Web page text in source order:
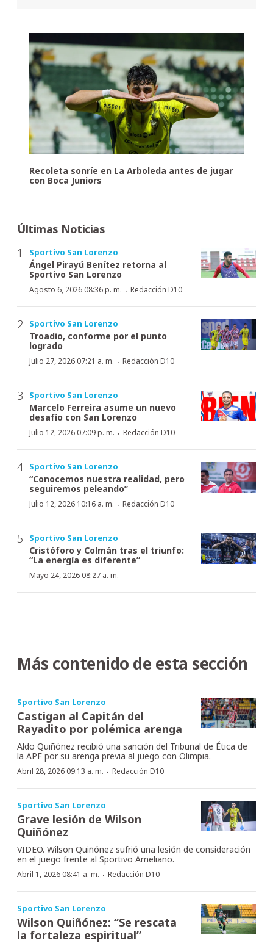
Recoleta sonríe en La Arboleda antes de jugar
con Boca Juniors
Últimas Noticias
Sportivo San Lorenzo
Ángel Pirayú Benítez retorna al
Sportivo San Lorenzo
Agosto 6, 2026 08:36 p. m. · Redacción D10
Sportivo San Lorenzo
Troadio, conforme por el punto
logrado
Julio 27, 2026 07:21 a. m. · Redacción D10
Sportivo San Lorenzo
Marcelo Ferreira asume un nuevo
desafío con San Lorenzo
Julio 12, 2026 07:09 p. m. · Redacción D10
Sportivo San Lorenzo
“Conocemos nuestra realidad, pero
seguiremos peleando”
Julio 12, 2026 10:16 a. m. · Redacción D10
Sportivo San Lorenzo
Cristóforo y Colmán tras el triunfo:
“La energía es diferente”
Mayo 24, 2026 08:27 a. m.
Más contenido de esta sección
Sportivo San Lorenzo
Castigan al Capitán del
Rayadito por polémica arenga
Aldo Quiñónez recibió una sanción del Tribunal de Ética de
la APF por su arenga previa al juego con Olimpia.
Abril 28, 2026 09:13 a. m. · Redacción D10
Sportivo San Lorenzo
Grave lesión de Wilson
Quiñónez
VIDEO. Wilson Quiñónez sufrió una lesión de consideración
en el juego frente al Sportivo Ameliano.
Abril 1, 2026 08:41 a. m. · Redacción D10
Sportivo San Lorenzo
Wilson Quiñónez: “Se rescata
la fortaleza espiritual”